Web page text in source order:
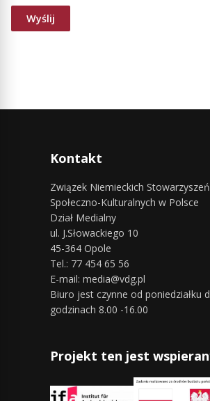
Kontakt
Związek Niemieckich Stowarzyszeń
Społeczno-Kulturalnych w Polsce
Dział Medialny
ul. J.Słowackiego 10
45-364 Opole
Tel.: 77 454 65 56
E-mail: media@vdg.pl
Biuro jest czynne od poniedziałku
godzinach 8.00 -16.00
Projekt ten jest